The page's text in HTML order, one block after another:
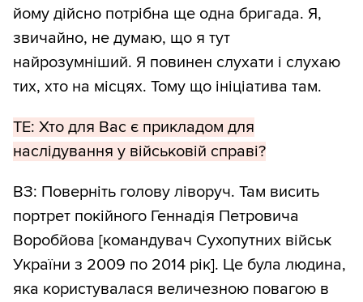
йому дійсно потрібна ще одна бригада. Я,
звичайно, не думаю, що я тут
найрозумніший. Я повинен слухати і слухаю
тих, хто на місцях. Тому що ініціатива там.
ТЕ: Хто для Вас є прикладом для
наслідування у військовій справі?
ВЗ: Поверніть голову ліворуч. Там висить
портрет покійного Геннадія Петровича
Воробйова [командувач Сухопутних військ
України з 2009 по 2014 рік]. Це була людина,
яка користувалася величезною повагою в